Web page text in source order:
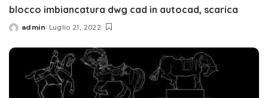
blocco imbiancatura dwg cad in autocad, scarica
Posted
admin Luglio 21, 2022